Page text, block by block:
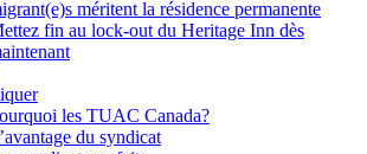
méritent la résidence permanente
fin au lock-out du Heritage Inn dès
les TUAC Canada?
du syndicat